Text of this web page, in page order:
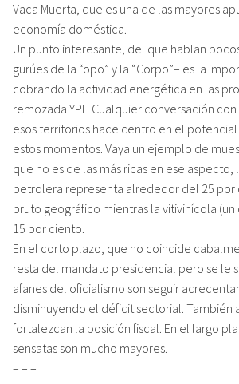
Vaca Muerta, que es una de las mayores
economía doméstica.
Un punto interesante, del que hablan
gurúes de la “opo” y la “Corpo”– es la
cobrando la actividad energética en las
remozada YPF. Cualquier conversación
esos territorios hace centro en el
estos momentos. Vaya un ejemplo de
que no es de las más ricas en ese aspecto,
petrolera representa alrededor del 25
bruto geográfico mientras la vitivinícola (un
15 por ciento.
En el corto plazo, que no coincide
resta del mandato presidencial pero se le
afanes del oficialismo son seguir
disminuyendo el déficit sectorial. También
fortalezcan la posición fiscal. En el largo
sensatas son mucho mayores.
– – –